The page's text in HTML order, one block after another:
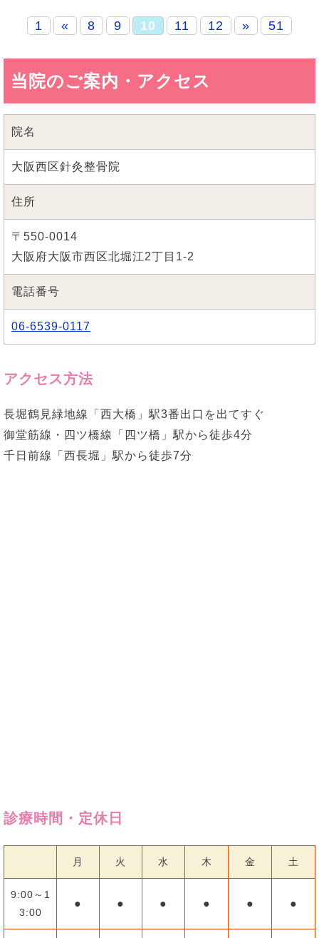
1 « 8 9 10 11 12 » 51
当院のご案内・アクセス
院名
大阪西区針灸整骨院
住所
〒550-0014
大阪府大阪市西区北堀江2丁目1-2
電話番号
06-6539-0117
アクセス方法
長堀鶴見緑地線「西大橋」駅3番出口を出てすぐ
御堂筋線・四ツ橋線「四ツ橋」駅から徒歩4分
千日前線「西長堀」駅から徒歩7分
診療時間・定休日
月 火 水 木 金 土
9:00～1
3:00
● ● ● ● ● ●